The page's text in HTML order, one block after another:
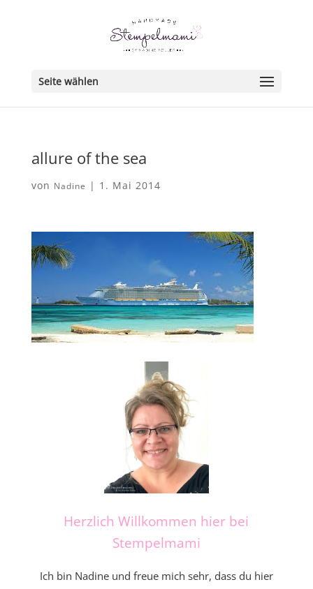
Seite wählen
allure of the sea
von Nadine | 1. Mai 2014
Herzlich Willkommen hier bei
Stempelmami
Ich bin Nadine und freue mich sehr, dass du hier